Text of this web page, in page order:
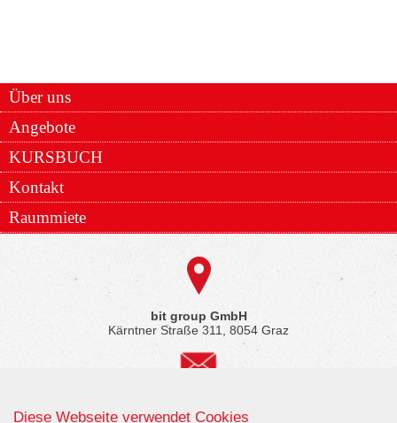
Über uns
Angebote
KURSBUCH
Kontakt
Raummiete
bit group GmbH
Kärntner Straße 311, 8054 Graz
Diese Webseite verwendet Cookies